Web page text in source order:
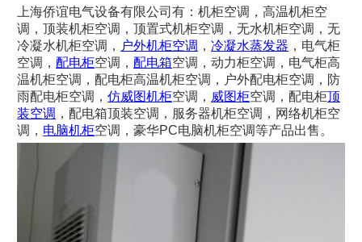
上海侨谊电气设备有限公司有：机柜空调，高温机柜空
调，顶装机柜空调，顶置式机柜空调，无水机柜空调，无
冷凝水机柜空调， 户外机柜空调 ，冷凝水蒸发器 ，电气柜
空调，配电柜空调，配电箱空调，动力柜空调，电气柜高
温机柜空调，配电柜高温机柜空调，户外配电柜空调，防
雨配电柜空调，仿威图机柜空调， 威图柜空调，配电柜顶
装空调 ，配电箱顶装空调，服务器机柜空调，网络机柜空
调， 电脑机柜空调，豪华PC电脑机柜空调等产品出售。